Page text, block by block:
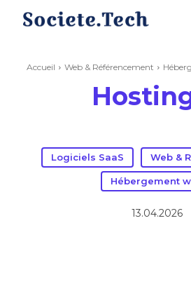
Accueil Web & Référencement
Logiciels SaaS Web &
Hébergement
13.04.2026